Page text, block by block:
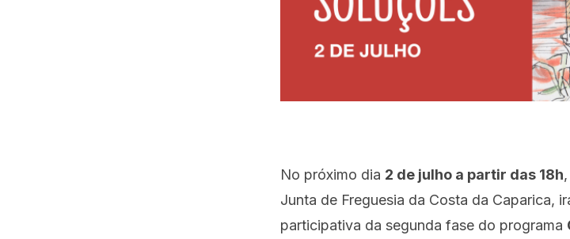
No próximo dia 2 de julho a partir das 18h
Junta de Freguesia da Costa da Caparica,
participativa da segunda fase do programa